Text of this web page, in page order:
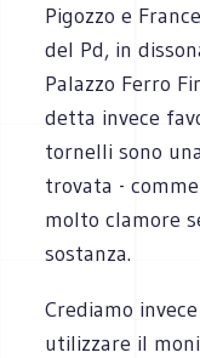
Pigozzo e
del Pd, in
Palazzo Ferro
detta invece
tornelli sono
trovata -
molto clamore
sostanza.
Crediamo
utilizzare il